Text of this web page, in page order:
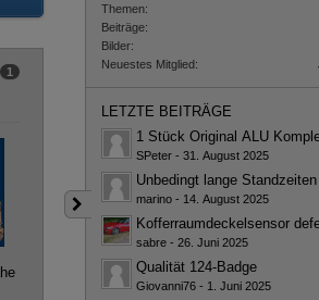
1
Themen
Beiträge
Bilder
Neuestes Mitglied
LETZTE BEITRÄGE
1 Stück Original ALU
SPeter- 31. August 2025
Unbedingt lange
marino- 14. August 2025
Kofferraumdeckelsensor
sabre- 26. Juni 2025
Qualität 124-Badge
Giovanni76- 1. Juni 2025